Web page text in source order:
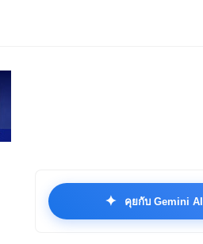
✦ คุยกับ Gemini AI